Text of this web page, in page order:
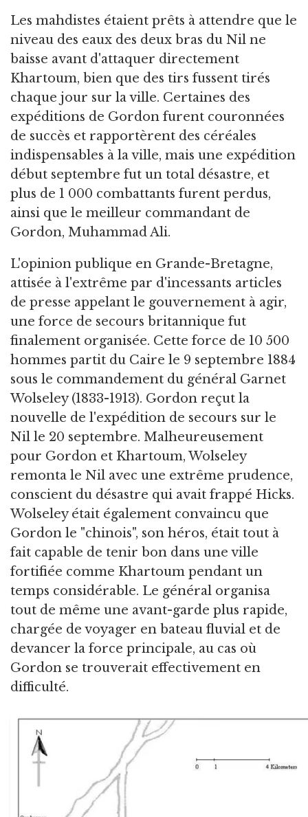
Les mahdistes étaient prêts à attendre que le
niveau des eaux des deux bras du Nil ne
baisse avant d'attaquer directement
Khartoum, bien que des tirs fussent tirés
chaque jour sur la ville. Certaines des
expéditions de Gordon furent couronnées
de succès et rapportèrent des céréales
indispensables à la ville, mais une expédition
début septembre fut un total désastre, et
plus de 1 000 combattants furent perdus,
ainsi que le meilleur commandant de
Gordon, Muhammad Ali.
L'opinion publique en Grande-Bretagne,
attisée à l'extrême par d'incessants articles
de presse appelant le gouvernement à agir,
une force de secours britannique fut
finalement organisée. Cette force de 10 500
hommes partit du Caire le 9 septembre 1884
sous le commandement du général Garnet
Wolseley (1833-1913). Gordon reçut la
nouvelle de l'expédition de secours sur le
Nil le 20 septembre. Malheureusement
pour Gordon et Khartoum, Wolseley
remonta le Nil avec une extrême prudence,
conscient du désastre qui avait frappé Hicks.
Wolseley était également convaincu que
Gordon le "chinois", son héros, était tout à
fait capable de tenir bon dans une ville
fortifiée comme Khartoum pendant un
temps considérable. Le général organisa
tout de même une avant-garde plus rapide,
chargée de voyager en bateau fluvial et de
devancer la force principale, au cas où
Gordon se trouverait effectivement en
difficulté.